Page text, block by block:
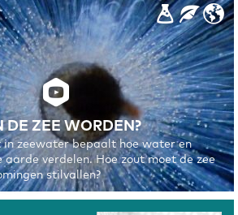
DE ZEE WORDEN?
in zeewater bepaalt hoe water en
aarde verdelen. Hoe zout moet de zee
stilvallen?